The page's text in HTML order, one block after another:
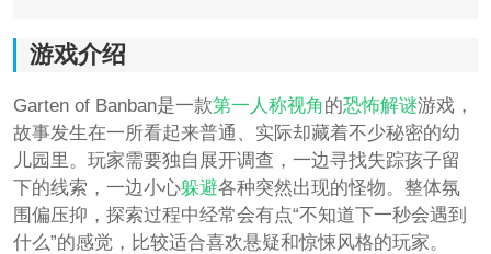
游戏介绍
Garten of Banban是一款第一人称视角的恐怖解谜游戏，
故事发生在一所看起来普通、实际却藏着不少秘密的幼
儿园里。玩家需要独自展开调查，一边寻找失踪孩子留
下的线索，一边小心躲避各种突然出现的怪物。整体氛
围偏压抑，探索过程中经常会有点“不知道下一秒会遇到
什么”的感觉，比较适合喜欢悬疑和惊悚风格的玩家。